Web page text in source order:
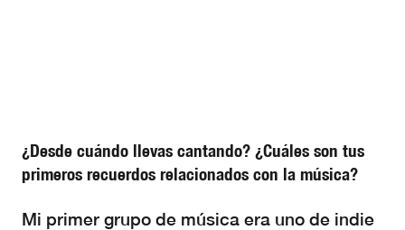
¿Desde cuándo llevas cantando? ¿Cuáles son tus
primeros recuerdos relacionados con la música?
Mi primer grupo de música era uno de indie